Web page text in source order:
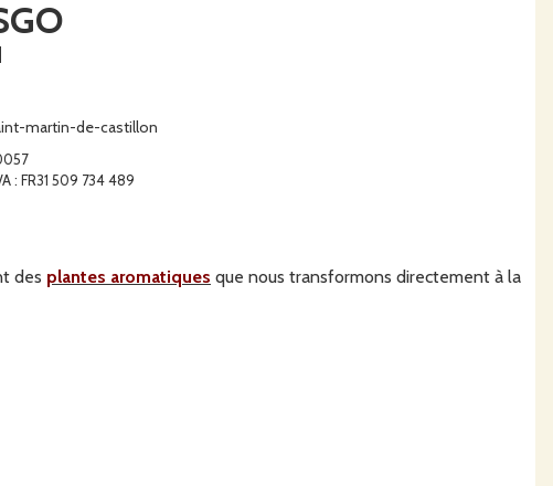
martin-de-castillon
: FR31 509 734 489
des plantes aromatiques que nous transformons directement à la